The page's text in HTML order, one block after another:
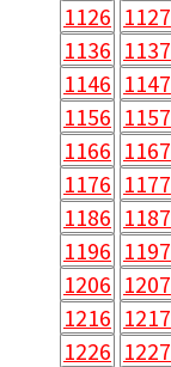
1126 1127
1136 1137
1146 1147
1156 1157
1166 1167
1176 1177
1186 1187
1196 1197
1206 1207
1216 1217
1226 1227